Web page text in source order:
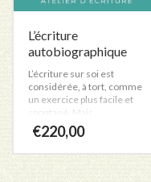
L’écriture
autobiographique
L’écriture sur soi est
considérée, à tort, comme
un exercice plus facile et
spontané. Mais
rapidement se posent de
nombreuses questions :
€220,00